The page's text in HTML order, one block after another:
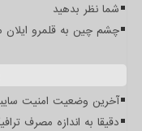
شما نظر بدهید
چشم چین به قلمرو
آخرین وضعیت امنیت
دقیقا به اندازه مصرف